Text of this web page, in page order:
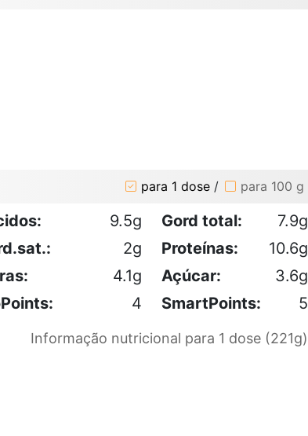
para 1 dose / para 100 g
9.5g Gord total:
7.9g
2g Proteínas:
10.6g
4.1g Açúcar:
3.6g
4 SmartPoints: 5
Informação nutricional para 1 dose (221g)